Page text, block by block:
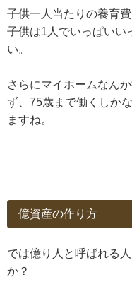
子供一人当たりの養育
子供は1人でいっぱいい
い。
さらにマイホームなん
ず、75歳まで働くしか
ますね。
億資産の作り方
では億り人と呼ばれる
か？